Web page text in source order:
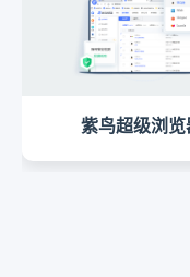
紫鸟超级浏览